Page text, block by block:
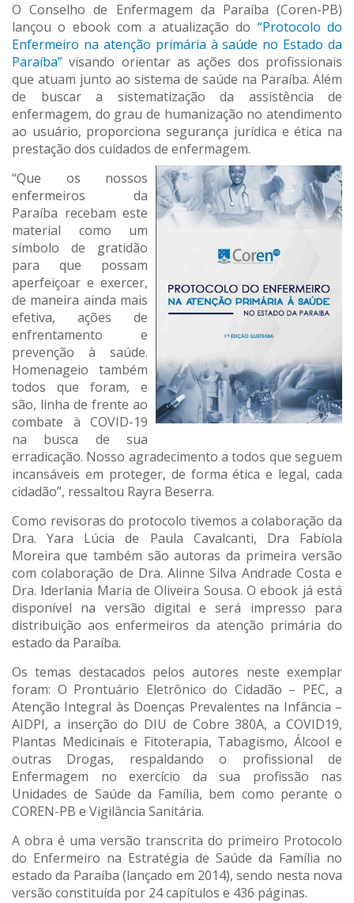
O Conselho de Enfermagem da Paraíba (Coren-PB)
lançou o ebook com a atualização do “Protocolo do
Enfermeiro na atenção primária à saúde no Estado da
Paraíba”visando orientar as ações dos profissionais
que atuam junto ao sistema de saúde na Paraíba. Além
de buscar a sistematização da assistência de
enfermagem, do grau de humanização no atendimento
ao usuário, proporciona segurança jurídica e ética na
prestação dos cuidados de enfermagem.
“Que os nossos
enfermeiros da
Paraíba recebam este
material como um
símbolo de gratidão
para que possam
aperfeiçoar e exercer,
de maneira ainda mais
efetiva, ações de
enfrentamento e
prevenção à saúde.
Homenageio também
todos que foram, e
são, linha de frente ao
combate à COVID-19
na busca de sua
erradicação. Nosso agradecimento a todos que seguem
incansáveis em proteger, de forma ética e legal, cada
cidadão”, ressaltou Rayra Beserra.
Como revisoras do protocolo tivemos a colaboração da
Dra. Yara Lúcia de Paula Cavalcanti, Dra Fabíola
Moreira que também são autoras da primeira versão
com colaboração de Dra. Alinne Silva Andrade Costa e
Dra. Iderlania Maria de Oliveira Sousa. O ebook já está
disponível na versão digital e será impresso para
distribuição aos enfermeiros da atenção primária do
estado da Paraíba.
Os temas destacados pelos autores neste exemplar
foram: O Prontuário Eletrônico do Cidadão – PEC, a
Atenção Integral às Doenças Prevalentes na Infância –
AIDPI, a inserção do DIU de Cobre 380A, a COVID19,
Plantas Medicinais e Fitoterapia, Tabagismo, Álcool e
outras Drogas, respaldando o profissional de
Enfermagem no exercício da sua profissão nas
Unidades de Saúde da Família, bem como perante o
COREN-PB e Vigilância Sanitária.
A obra é uma versão transcrita do primeiro Protocolo
do Enfermeiro na Estratégia de Saúde da Família no
estado da Paraíba (lançado em 2014), sendo nesta nova
versão constituída por 24 capítulos e 436 páginas.